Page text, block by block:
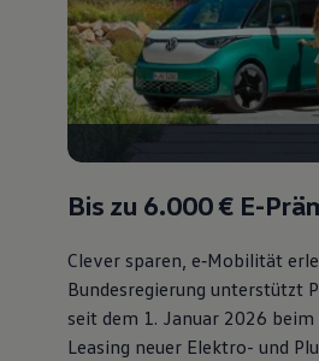
75 Jahre Bulli Jubiläum
Bulli Magazin
Fahrzeugabholung ab
Bis zu 6.000 € E-
Clever sparen, e‑Mobilität
Bundesregierung unterstützt
seit dem 1. Januar 2026 beim
Leasing neuer Elektro- und